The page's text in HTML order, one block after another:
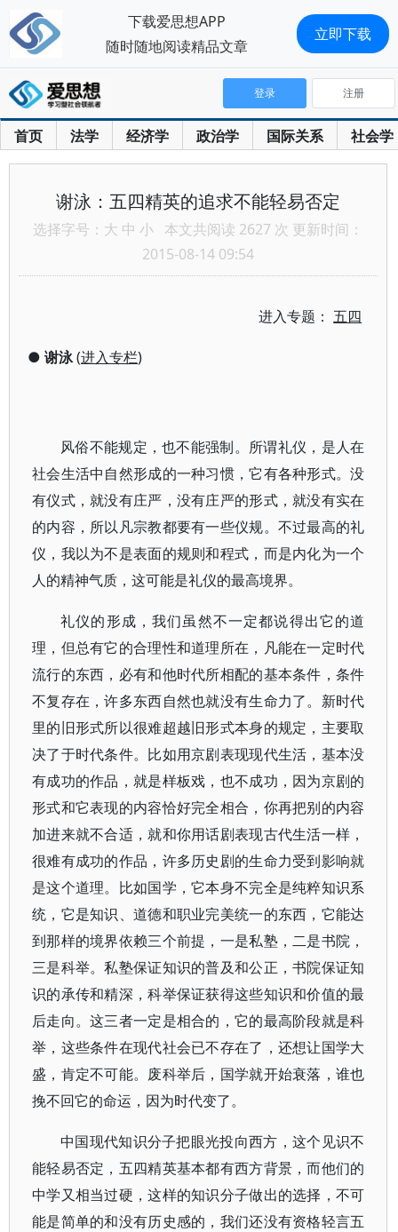
首页 法学 经济学 政治学 国际关系 社会学
登录 注册
谢泳：五四精英的追求不能轻易否定
选择字号： 大 中 小 本文共阅读 2627 次 更新时间：
2015-08-14 09:54
进入专题：五四
● 谢泳(进入专栏)
风俗不能规定，也不能强制。所谓礼仪，是人在
社会生活中自然形成的一种习惯，它有各种形式。没
有仪式，就没有庄严，没有庄严的形式，就没有实在
的内容，所以凡宗教都要有一些仪规。不过最高的礼
仪，我以为不是表面的规则和程式，而是内化为一个
人的精神气质，这可能是礼仪的最高境界。
礼仪的形成，我们虽然不一定都说得出它的道
理，但总有它的合理性和道理所在，凡能在一定时代
流行的东西，必有和他时代所相配的基本条件，条件
不复存在，许多东西自然也就没有生命力了。新时代
里的旧形式所以很难超越旧形式本身的规定，主要取
决了于时代条件。比如用京剧表现现代生活，基本没
有成功的作品，就是样板戏，也不成功，因为京剧的
形式和它表现的内容恰好完全相合，你再把别的内容
加进来就不合适，就和你用话剧表现古代生活一样，
很难有成功的作品，许多历史剧的生命力受到影响就
是这个道理。比如国学，它本身不完全是纯粹知识系
统，它是知识、道德和职业完美统一的东西，它能达
到那样的境界依赖三个前提，一是私塾，二是书院，
三是科举。私塾保证知识的普及和公正，书院保证知
识的承传和精深，科举保证获得这些知识和价值的最
后走向。这三者一定是相合的，它的最高阶段就是科
举，这些条件在现代社会已不存在了，还想让国学大
盛，肯定不可能。废科举后，国学就开始衰落，谁也
挽不回它的命运，因为时代变了。
中国现代知识分子把眼光投向西方，这个见识不
能轻易否定，五四精英基本都有西方背景，而他们的
中学又相当过硬，这样的知识分子做出的选择，不可
能是简单的和没有历史感的，我们还没有资格轻言五
下载爱思想APP
随时随地阅读精品文章
立即下载